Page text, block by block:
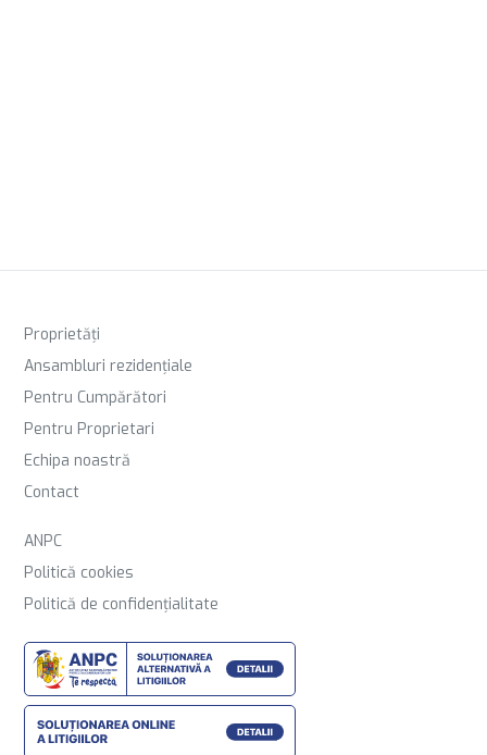
Proprietăți
Ansambluri rezidențiale
Pentru Cumpărători
Pentru Proprietari
Echipa noastră
Contact
ANPC
Politică cookies
Politică de confidențialitate